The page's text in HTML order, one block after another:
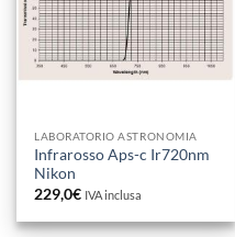
LABORATORIO ASTRONOMIA
Infrarosso Aps-c Ir720nm
Nikon
229,0€ IVA inclusa